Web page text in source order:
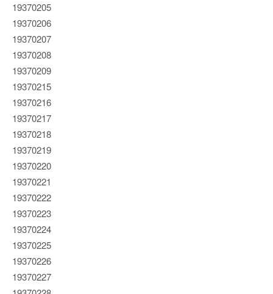
19370205
19370206
19370207
19370208
19370209
19370215
19370216
19370217
19370218
19370219
19370220
19370221
19370222
19370223
19370224
19370225
19370226
19370227